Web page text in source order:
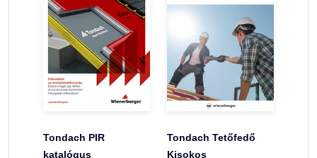
Tondach PIR
katalógus
Tondach Tetőfedő
Kisokos